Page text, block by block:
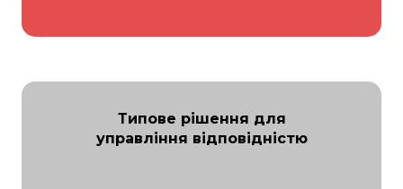
Типове рішення для
управління відповідністю